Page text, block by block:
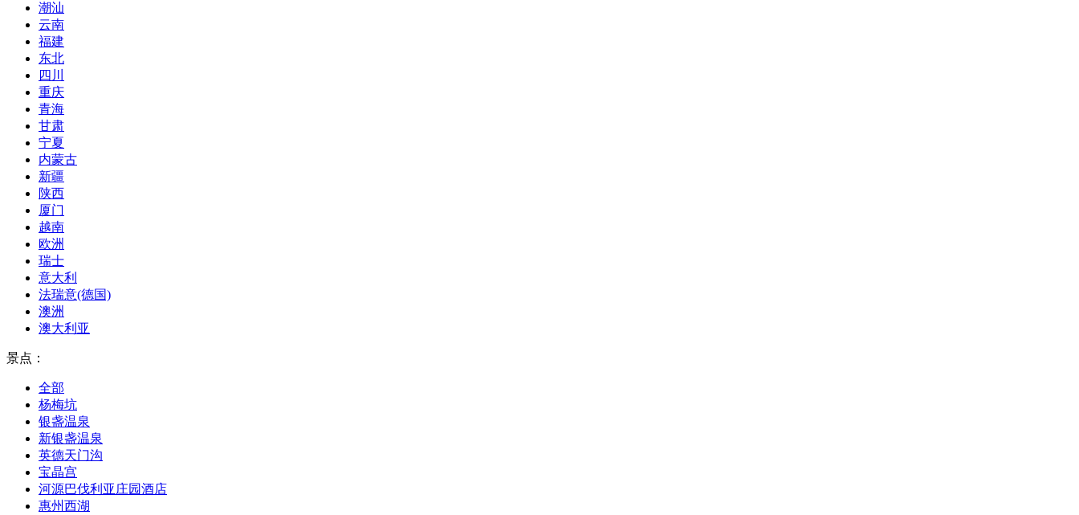
潮汕
云南
福建
东北
四川
重庆
青海
甘肃
宁夏
内蒙古
新疆
陕西
厦门
越南
欧洲
瑞士
意大利
法瑞意(德国)
澳洲
澳大利亚
景点：
全部
杨梅坑
银盏温泉
新银盏温泉
英德天门沟
宝晶宫
河源巴伐利亚庄园酒店
惠州西湖